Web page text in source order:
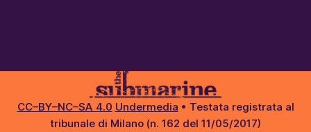
CC–BY–NC–SA 4.0 Undermedia • Testata registrata al
tribunale di Milano (n. 162 del 11/05/2017)